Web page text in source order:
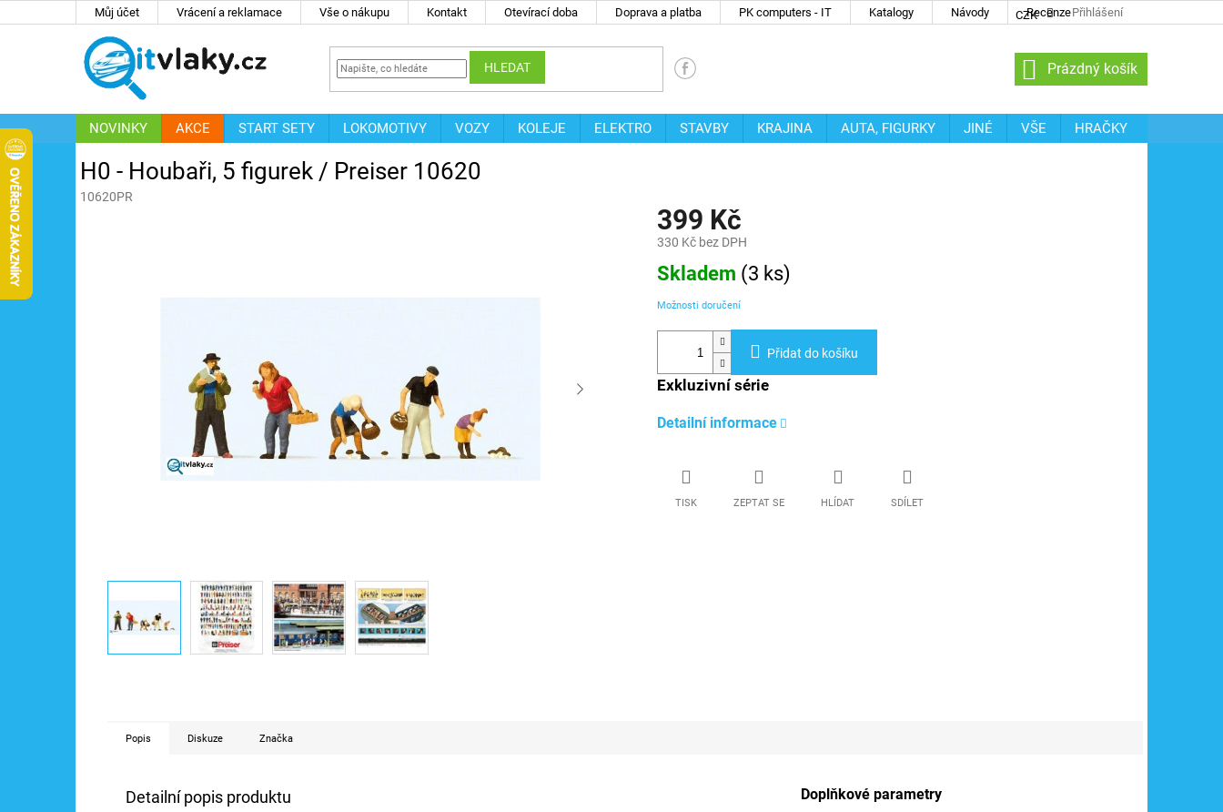
Můj účet Vrácení a reklamace Vše o nákupu Kontakt Otevírací doba Doprava a platba PK computers - IT Katalogy Návody Recenze
CZK Přihlášení
HLEDAT
NÁKUPNÍ
KOŠÍK
Prázdný košík
NOVINKY AKCE START SETY LOKOMOTIVY VOZY KOLEJE ELEKTRO STAVBY KRAJINA AUTA, FIGURKY JINÉ VŠE
HRAČKY
ZNAČKY
H0 - Houbaři, 5 figurek / Preiser 10620
10620PR
399 Kč
330 Kč bez DPH
Měrná
cena:
Skladem (3 ks)
Možnosti doručení
Přidat do košíku
Exkluzivní série
Detailní informace
TISK ZEPTAT SE HLÍDAT SDÍLET
Popis Diskuze Značka
Detailní popis produktu Doplňkové parametry